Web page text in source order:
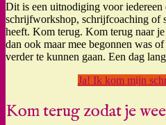
Dit is een uitnodiging voor iedereen
schrijfworkshop, schrijfcoaching of
heeft. Kom terug. Kom terug naar
dan ook maar mee begonnen was
verder te kunnen gaan. Een dag
Ja! Ik kom mijn
Kom terug zodat je